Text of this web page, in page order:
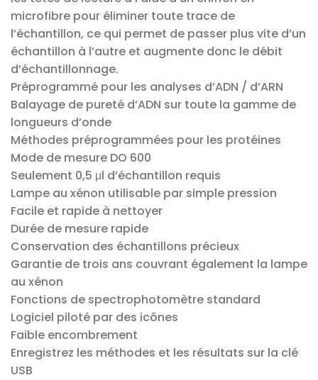
microfibre pour éliminer toute trace de
l’échantillon, ce qui permet de passer plus vite d’un
échantillon à l’autre et augmente donc le débit
d’échantillonnage.
Préprogrammé pour les analyses d’ADN / d’ARN
Balayage de pureté d’ADN sur toute la gamme de
longueurs d’onde
Méthodes préprogrammées pour les protéines
Mode de mesure DO 600
Seulement 0,5 μl d’échantillon requis
Lampe au xénon utilisable par simple pression
Facile et rapide à nettoyer
Durée de mesure rapide
Conservation des échantillons précieux
Garantie de trois ans couvrant également la lampe
au xénon
Fonctions de spectrophotomètre standard
Logiciel piloté par des icônes
Faible encombrement
Enregistrez les méthodes et les résultats sur la clé
USB